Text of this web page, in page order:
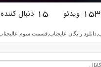
153 ویدئو 15 دنبال کننده